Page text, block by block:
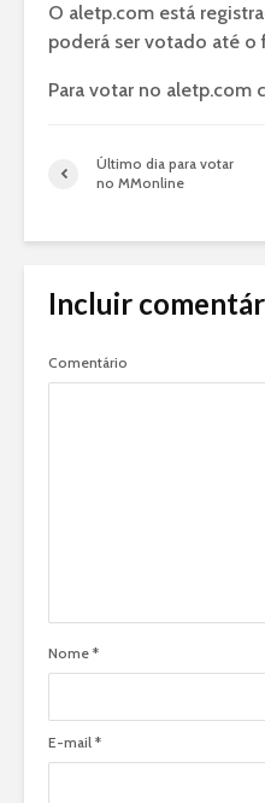
O aletp.com está
poderá ser votado até o
Para votar no aletp.com
Último dia para votar
no MMonline
Incluir
Comentário
Nome *
E-mail *